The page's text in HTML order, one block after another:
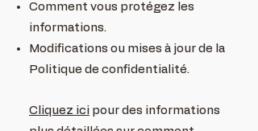
Comment vous protégez les
informations.
Modifications ou mises à jour de la
Politique de confidentialité.
Cliquez ici pour des informations